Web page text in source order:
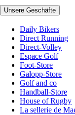
Unsere Geschäfte
Daily Bikers
Direct Running
Direct-Volley
Espace Golf
Foot-Store
Galopp-Store
Golf and co
Handball-Store
House of Rugby
La sellerie de